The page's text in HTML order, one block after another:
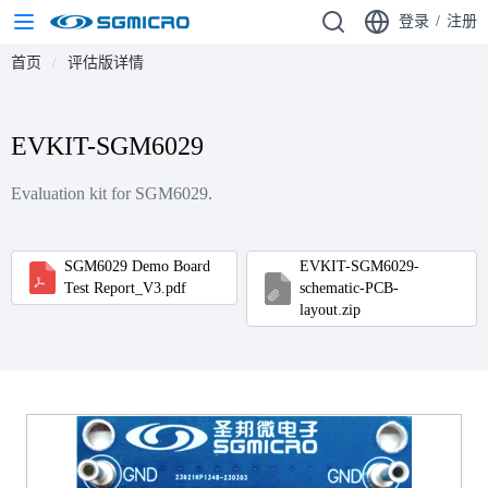
登录 / 注册
首页 评估版详情
EVKIT-SGM6029
Evaluation kit for SGM6029.
SGM6029 Demo Board
Test Report_V3.pdf
EVKIT-SGM6029-
schematic-PCB-
layout.zip